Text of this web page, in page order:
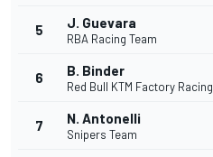
5 J. Guevara
RBA Racing Team
6 B. Binder
Red Bull KTM Factory Racing
7 N. Antonelli
Snipers Team